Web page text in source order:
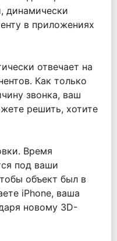
динамически
в приложениях
отвечает на
Как только
звонка, ваш
решить, хотите
Время
под ваши
объект был в
iPhone, ваша
новому 3D-